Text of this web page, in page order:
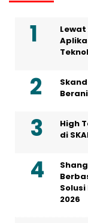
High
di
2026